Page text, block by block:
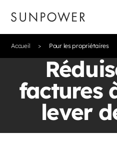
Accueil Pour les propriétaires
factures
lever